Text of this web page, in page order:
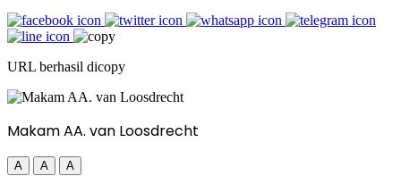
URL berhasil dicopy
Makam AA. van Loosdrecht
A A A